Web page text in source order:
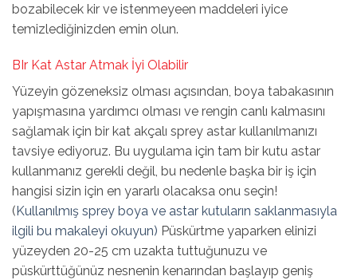
bozabilecek kir ve istenmeyeen maddeleri iyice
temizlediğinizden emin olun.
BIr Kat Astar Atmak İyi Olabilir
Yüzeyin gözeneksiz olması açısından, boya tabakasının
yapışmasına yardımcı olması ve rengin canlı kalmasını
sağlamak için bir kat akçalı sprey astar kullanılmanızı
tavsiye ediyoruz. Bu uygulama için tam bir kutu astar
kullanmanız gerekli değil, bu nedenle başka bir iş için
hangisi sizin için en yararlı olacaksa onu seçin!
( Kullanılmış sprey boya ve astar kutuların saklanmasıyla
ilgili bu makaleyi okuyun) Püskürtme yaparken elinizi
yüzeyden 20-25 cm uzakta tuttuğunuzu ve
püskürttüğünüz nesnenin kenarından başlayıp geniş